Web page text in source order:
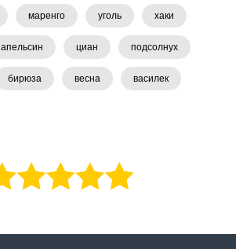
маренго уголь хаки
апельсин циан подсолнух
бирюза весна василек